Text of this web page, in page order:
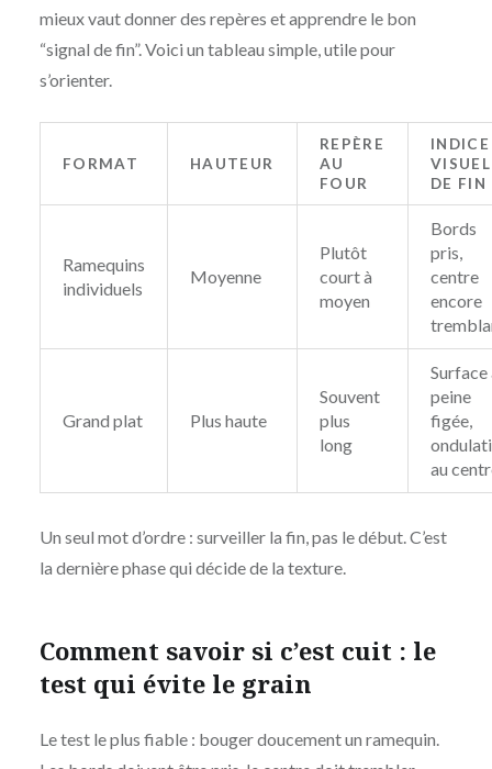
mieux vaut donner des repères et apprendre le bon
“signal de fin”. Voici un tableau simple, utile pour
s’orienter.
FORMAT HAUTEUR
REPÈRE
AU
FOUR
INDICE
VISUEL
DE FIN
Ramequins
individuels
Moyenne
Plutôt
court à
moyen
Bords
pris,
centre
encore
Grand plat Plus haute
Souvent
plus
long
Surface
peine
figée,
au
Un seul mot d’ordre : surveiller la fin, pas le début. C’est
la dernière phase qui décide de la texture.
Comment savoir si c’est cuit : le
test qui évite le grain
Le test le plus fiable : bouger doucement un ramequin.